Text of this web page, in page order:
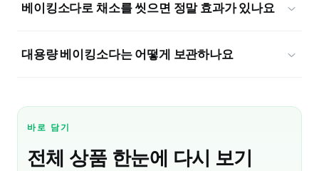
베이킹소다로 채소를 씻으면 정말 효과가 있나요
대용량 베이킹소다는 어떻게 보관하나요
바로 담기
전체 상품 한눈에 다시 보기